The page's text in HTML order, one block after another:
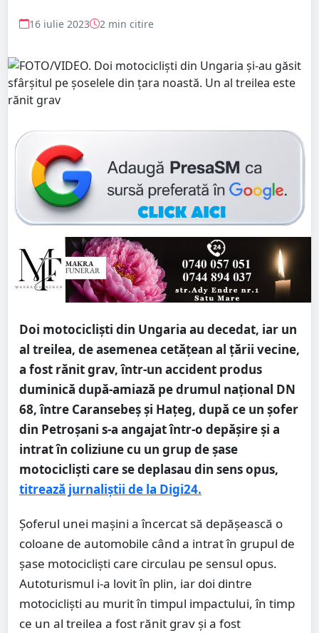
16 iulie 2023 2 min citire
Doi motociclişti din Ungaria au decedat, iar un
al treilea, de asemenea cetăţean al ţării vecine,
a fost rănit grav, într-un accident produs
duminică după-amiază pe drumul naţional DN
68, între Caransebeş şi Haţeg, după ce un şofer
din Petroşani s-a angajat într-o depăşire şi a
intrat în coliziune cu un grup de şase
motociclişti care se deplasau din sens opus,
titrează jurnaliștii de la Digi24.
Șoferul unei mașini a încercat să depășească o
coloane de automobile când a intrat în grupul de
șase motocicliști care circulau pe sensul opus.
Autoturismul i-a lovit în plin, iar doi dintre
motocicliști au murit în timpul impactului, în timp
ce un al treilea a fost rănit grav și a fost